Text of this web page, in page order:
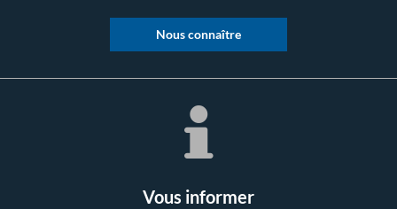
Nous connaître
Vous informer